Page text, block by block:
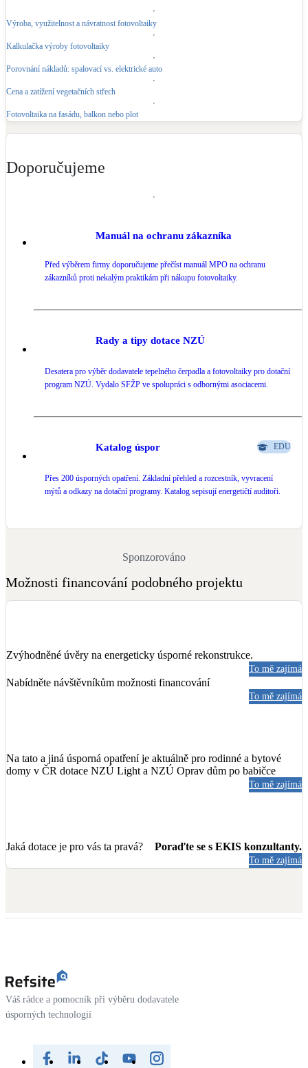
Výroba, využitelnost a návratnost fotovoltaiky
Kalkulačka výroby fotovoltaiky
Porovnání nákladů: spalovací vs. elektrické auto
Cena a zatížení vegetačních střech
Fotovoltaika na fasádu, balkon nebo plot
Doporučujeme
Manuál na ochranu zákazníka
Před výběrem firmy doporučujeme přečíst manuál MPO na ochranu
zákazníků proti nekalým praktikám při nákupu fotovoltaiky.
Rady a tipy dotace NZÚ
Desatera pro výběr dodavatele tepelného čerpadla a fotovoltaiky pro dotační
program NZÚ. Vydalo SFŽP ve spolupráci s odbornými asociacemi.
Katalog úspor EDU
Přes 200 úsporných opatření. Základní přehled a rozcestník, vyvracení
mýtů a odkazy na dotační programy. Katalog sepisují energetičtí auditoři.
Možnosti financování podobného projektu
Sponzorováno
Zvýhodněné úvěry na energeticky úsporné rekonstrukce.
To mě zajímá
Nabídněte návštěvníkům možnosti financování
To mě zajímá
Na tato a jiná úsporná opatření je aktuálně pro rodinné a bytové
domy v ČR dotace NZÚ Light a NZÚ Oprav dům po babičce
To mě zajímá
Jaká dotace je pro vás ta pravá? Poraďte se s EKIS konzultanty.
To mě zajímá
Váš rádce a pomocník při výběru dodavatele
úsporných technologií